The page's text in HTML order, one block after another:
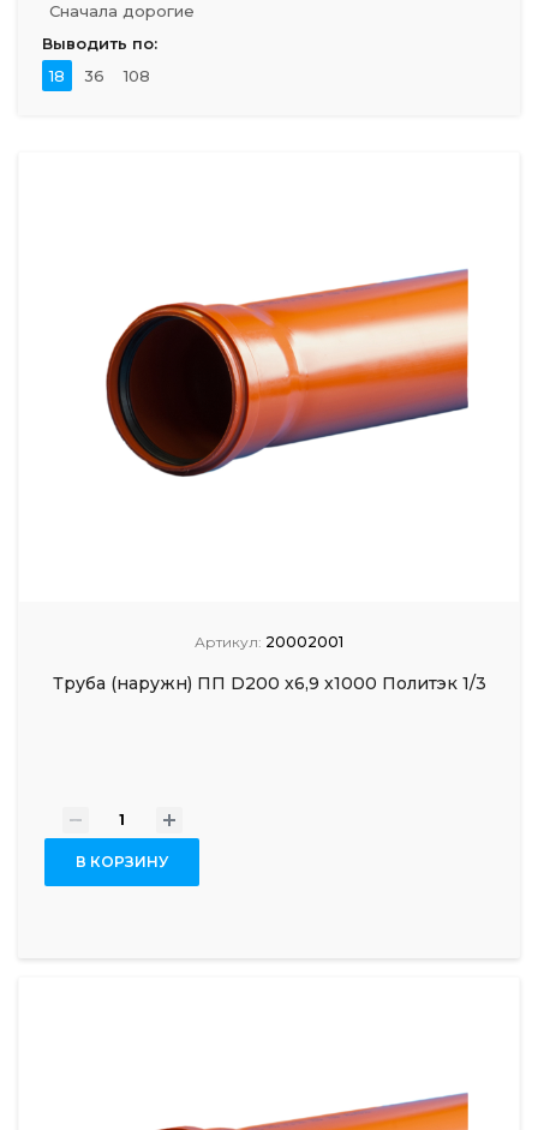
Сначала дорогие
Выводить по:
18
36 108
Артикул: 20002001
Труба (наружн) ПП D200 х6,9 х1000 Политэк 1/3
- +
В КОРЗИНУ